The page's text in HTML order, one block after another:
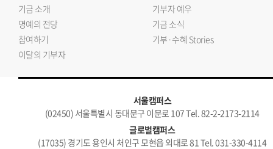
기금 소개
기부자 예우
명예의 전당
기금 소식
참여하기
기부·수혜 Stories
이달의 기부자
서울캠퍼스
(02450) 서울특별시 동대문구 이문로 107 Tel. 82-2-2173-2114
글로벌캠퍼스
(17035) 경기도 용인시 처인구 모현읍 외대로 81 Tel. 031-330-4114